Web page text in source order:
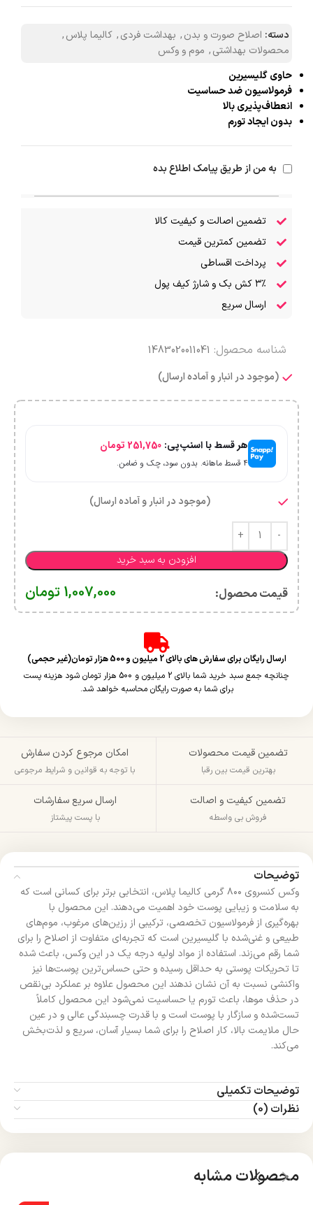
دسته: اصلاح صورت و بدن, بهداشت فردی, کالیما پلاس,
محصولات بهداشتی, موم و وکس
حاوی گلیسیرین
فرمولاسیون ضد حساسیت
انعطاف‌پذیری بالا
بدون ایجاد تورم
به من از طریق پیامک اطلاع بده
تضمین اصالت و کیفیت کالا
تضمین کمترین قیمت
پرداخت اقساطی
۳٪ کش بک و شارژ کیف پول
ارسال سریع
شناسه محصول: 1483020011041
(موجود در انبار و آماده ارسال)
هر قسط با اسنپ‌پی: 251,750 تومان
۴ قسط ماهانه. بدون سود، چک و ضامن.
(موجود در انبار و آماده ارسال)
افزودن به سبد خرید
قیمت محصول:​ 1,007,000 تومان
ارسال رایگان برای سفارش های بالای 2 میلیون و 500 هزار تومان(غیر حجمی)
چنانچه جمع سبد خرید شما بالای 2 میلیون و 500 هزار تومان شود هزینه پست
برای شما به صورت رایگان محاسبه خواهد شد.
تضمین قیمت محصولات
بهترین قیمت بین رقبا
امکان مرجوع کردن سفارش
با توجه به قوانین و شرایط مرجوعی
تضمین کیفیت و اصالت
فروش بی واسطه
ارسال سریع سفارشات
با پست پیشتاز
توضیحات
وکس کنسروی ۸۰۰ گرمی کالیما پلاس، انتخابی برتر برای کسانی است که
به سلامت و زیبایی پوست خود اهمیت می‌دهند. این محصول با
بهره‌گیری از فرمولاسیون تخصصی، ترکیبی از رزین‌های مرغوب، موم‌های
طبیعی و غنی‌شده با گلیسیرین است که تجربه‌ای متفاوت از اصلاح را برای
شما رقم می‌زند. استفاده از مواد اولیه درجه یک در این وکس، باعث شده
تا تحریکات پوستی به حداقل رسیده و حتی حساس‌ترین پوست‌ها نیز
واکنشی نسبت به آن نشان ندهند این محصول علاوه بر عملکرد بی‌نقص
در حذف موها، باعث تورم یا حساسیت نمی‌شود این محصول کاملاً
تست‌شده و سازگار با پوست است و با قدرت چسبندگی عالی و در عین
حال ملایمت بالا، کار اصلاح را برای شما بسیار آسان، سریع و لذت‌بخش
می‌کند.
توضیحات تکمیلی
نظرات (0)
محصولات مشابه